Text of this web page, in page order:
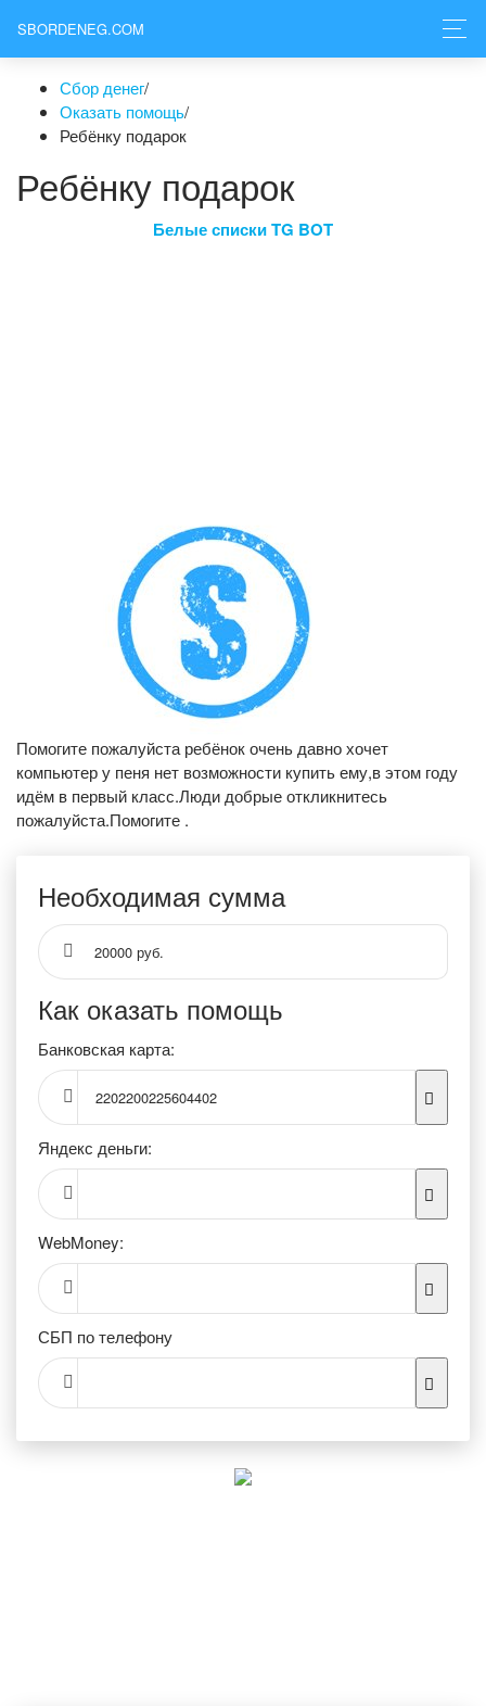
SBORDENEG.COM
Сбор денег/
Оказать помощь/
Ребёнку подарок
Ребёнку подарок
Белые списки TG BOT
Помогите пожалуйста ребёнок очень давно хочет
компьютер у пеня нет возможности купить ему,в этом году
идём в первый класс.Люди добрые откликнитесь
пожалуйста.Помогите .
Необходимая сумма
20000 руб.
Как оказать помощь
Банковская карта:
2202200225604402
Яндекс деньги:
WebMoney:
СБП по телефону